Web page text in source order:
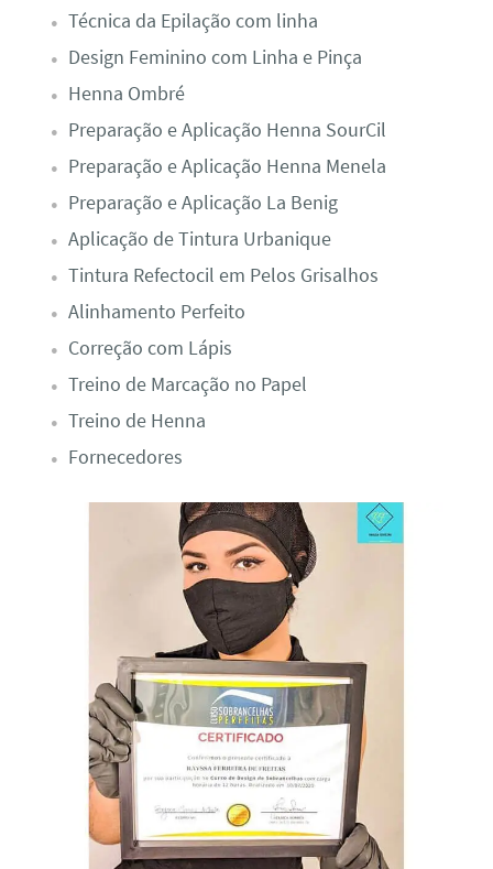
Técnica da Epilação com linha
Design Feminino com Linha e Pinça
Henna Ombré
Preparação e Aplicação Henna SourCil
Preparação e Aplicação Henna Menela
Preparação e Aplicação La Benig
Aplicação de Tintura Urbanique
Tintura Refectocil em Pelos Grisalhos
Alinhamento Perfeito
Correção com Lápis
Treino de Marcação no Papel
Treino de Henna
Fornecedores